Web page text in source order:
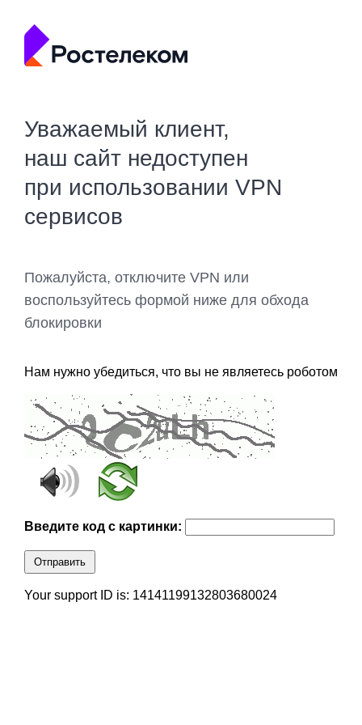
Уважаемый клиент,
наш сайт недоступен
при использовании VPN
сервисов
Пожалуйста, отключите VPN или
воспользуйтесь формой ниже для обхода
блокировки
Нам нужно убедиться, что вы не являетесь роботом
Введите код с картинки:
Отправить
Your support ID is: 14141199132803680024